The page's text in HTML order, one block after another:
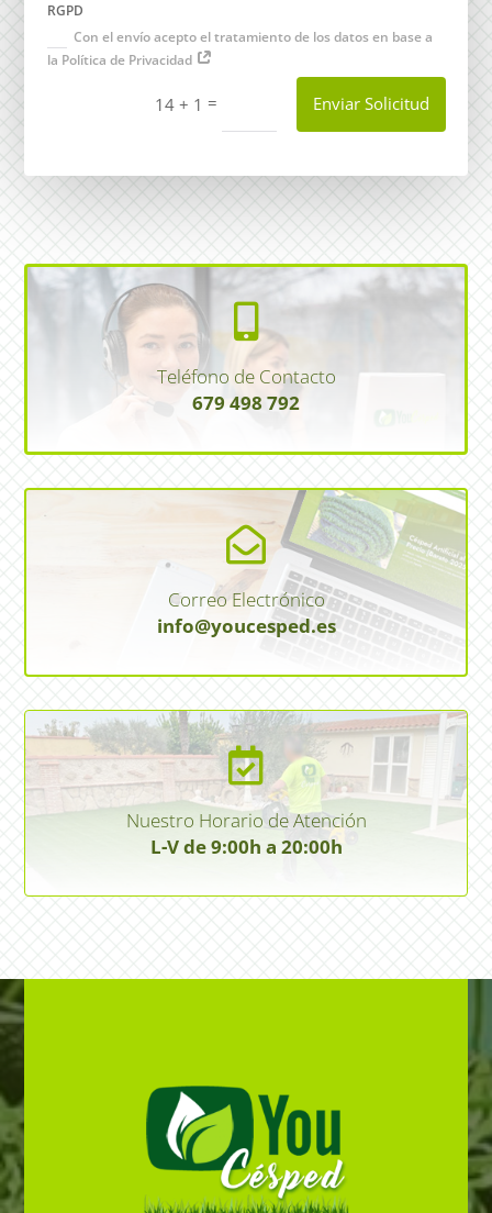
RGPD
Con el envío acepto el tratamiento de los datos en base a
la Política de Privacidad
14 + 1 = Enviar Solicitud

Teléfono de Contacto
679 498 792

Correo Electrónico
info@youcesped.es

Nuestro Horario de Atención
L-V de 9:00h a 20:00h